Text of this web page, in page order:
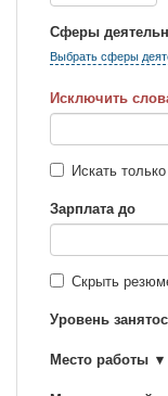
Сферы
Выбрать сферы
Исключить
Искать
Зарплата до
Скрыть
Уровень
Место работы